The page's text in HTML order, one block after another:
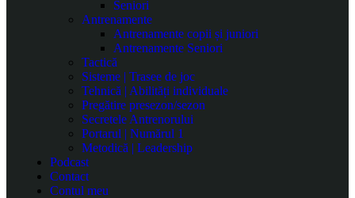
Seniori
Antrenamente
Antrenamente copii și juniori
Antrenamente Seniori
Tactică
Sisteme | Trasee de joc
Tehnică | Abilități individuale
Pregătire presezon/sezon
Secretele Antrenorului
Portarul | Numărul 1
Metodică | Leadership
Podcast
Contact
Contul meu